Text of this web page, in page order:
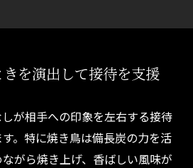
を演出して接待を支援
が相手への印象を左右する接待
。特に焼き鳥は備長炭の力を活
がら焼き上げ、香ばしい風味が